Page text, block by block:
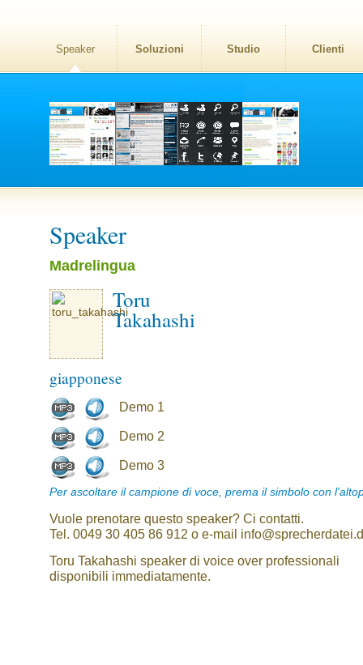
Speaker Soluzioni Studio Clienti
Speaker
Madrelingua
Toru
Takahashi
giapponese
Demo 1
Demo 2
Demo 3
Per ascoltare il campione di voce, prema il simbolo con
Vuole prenotare questo speaker? Ci contatti.
Tel. 0049 30 405 86 912 o e-mail
Toru Takahashi speaker di voice over professionali
disponibili immediatamente.